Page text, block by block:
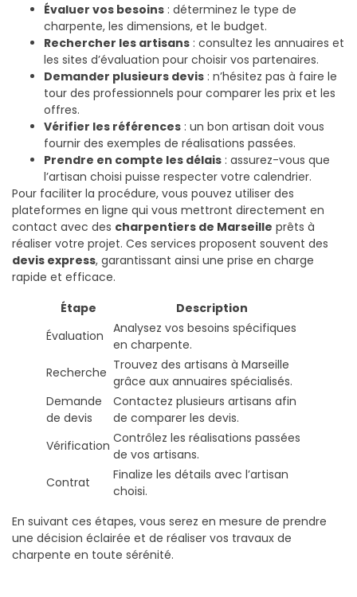
Évaluer vos besoins : déterminez le type de
charpente, les dimensions, et le budget.
Rechercher les artisans : consultez les annuaires et
les sites d’évaluation pour choisir vos partenaires.
Demander plusieurs devis : n’hésitez pas à faire le
tour des professionnels pour comparer les prix et les
offres.
Vérifier les références : un bon artisan doit vous
fournir des exemples de réalisations passées.
Prendre en compte les délais : assurez-vous que
l’artisan choisi puisse respecter votre calendrier.
Pour faciliter la procédure, vous pouvez utiliser des
plateformes en ligne qui vous mettront directement en
contact avec des charpentiers de Marseille prêts à
réaliser votre projet. Ces services proposent souvent des
devis express, garantissant ainsi une prise en charge
rapide et efficace.
Étape
Description
Évaluation
Analysez vos besoins spécifiques
en charpente.
Recherche Trouvez des artisans à Marseille
grâce aux annuaires spécialisés.
Demande
de devis
Contactez plusieurs artisans afin
de comparer les devis.
Vérification Contrôlez les réalisations passées
de vos artisans.
Contrat
Finalize les détails avec l’artisan
choisi.
En suivant ces étapes, vous serez en mesure de prendre
une décision éclairée et de réaliser vos travaux de
charpente en toute sérénité.